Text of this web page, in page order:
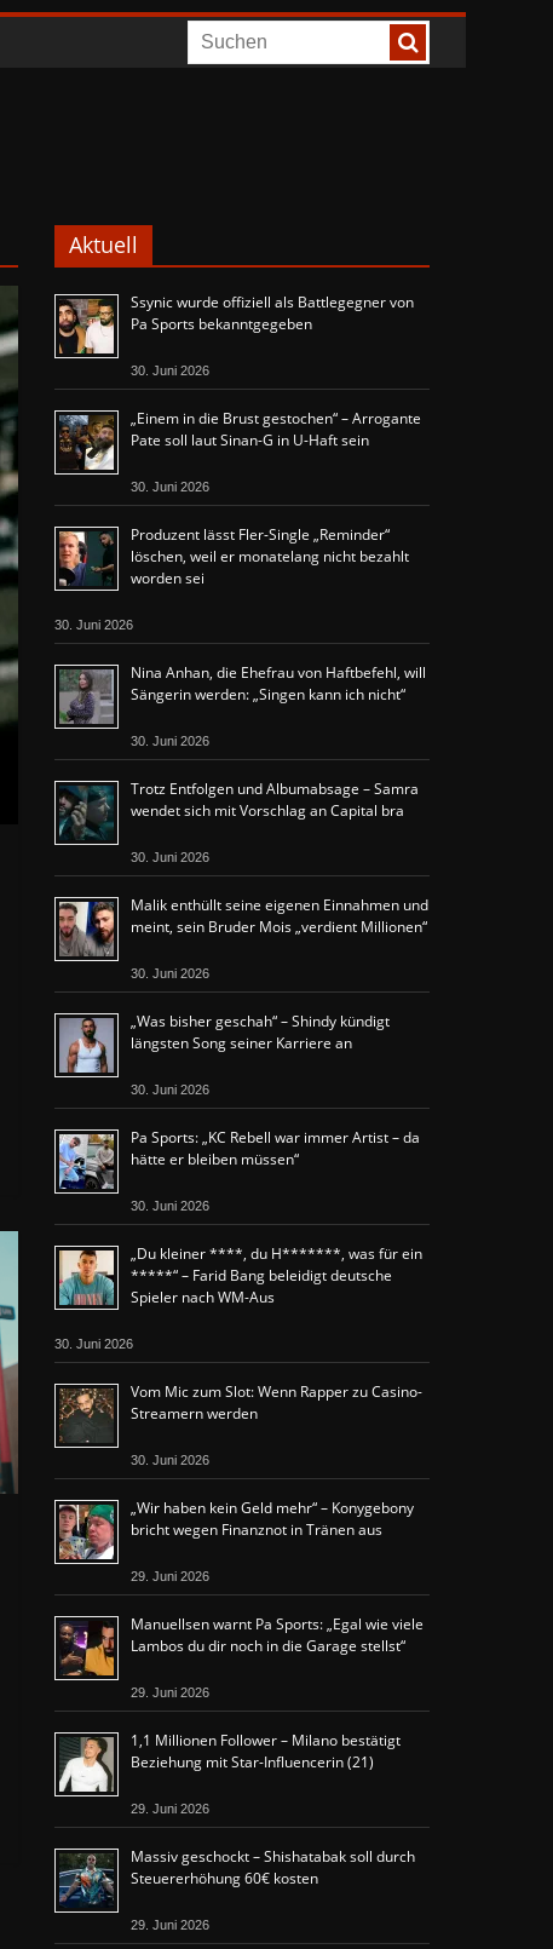
Aktuell
Ssynic wurde offiziell als Battlegegner von
Pa Sports bekanntgegeben
30. Juni 2026
„Einem in die Brust gestochen“ – Arrogante
Pate soll laut Sinan-G in U-Haft sein
30. Juni 2026
Produzent lässt Fler-Single „Reminder“
löschen, weil er monatelang nicht bezahlt
worden sei
30. Juni 2026
Nina Anhan, die Ehefrau von Haftbefehl, will
Sängerin werden: „Singen kann ich nicht“
30. Juni 2026
Trotz Entfolgen und Albumabsage – Samra
wendet sich mit Vorschlag an Capital bra
30. Juni 2026
Malik enthüllt seine eigenen Einnahmen und
meint, sein Bruder Mois „verdient Millionen“
30. Juni 2026
„Was bisher geschah“ – Shindy kündigt
längsten Song seiner Karriere an
30. Juni 2026
Pa Sports: „KC Rebell war immer Artist – da
hätte er bleiben müssen“
30. Juni 2026
„Du kleiner ****, du H*******, was für ein
*****“ – Farid Bang beleidigt deutsche
Spieler nach WM-Aus
30. Juni 2026
Vom Mic zum Slot: Wenn Rapper zu Casino-
Streamern werden
30. Juni 2026
„Wir haben kein Geld mehr“ – Konygebony
bricht wegen Finanznot in Tränen aus
29. Juni 2026
Manuellsen warnt Pa Sports: „Egal wie viele
Lambos du dir noch in die Garage stellst“
29. Juni 2026
1,1 Millionen Follower – Milano bestätigt
Beziehung mit Star-Influencerin (21)
29. Juni 2026
Massiv geschockt – Shishatabak soll durch
Steuererhöhung 60€ kosten
29. Juni 2026